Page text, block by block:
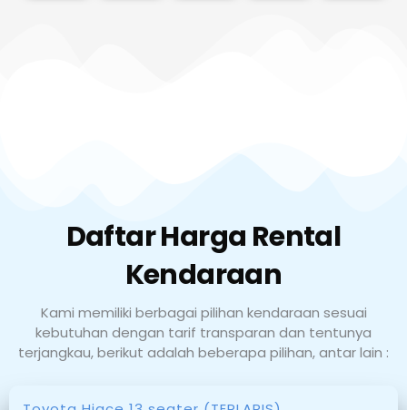
Daftar Harga Rental
Kendaraan
Kami memiliki berbagai pilihan kendaraan sesuai
kebutuhan dengan tarif transparan dan tentunya
terjangkau, berikut adalah beberapa pilihan, antar lain :